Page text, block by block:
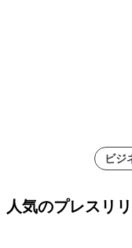
ビジ
人気のプレスリ